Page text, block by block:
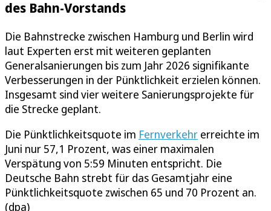
des Bahn-Vorstands
Die Bahnstrecke zwischen Hamburg und Berlin wird
laut Experten erst mit weiteren geplanten
Generalsanierungen bis zum Jahr 2026 signifikante
Verbesserungen in der Pünktlichkeit erzielen können.
Insgesamt sind vier weitere Sanierungsprojekte für
die Strecke geplant.
Die Pünktlichkeitsquote im Fernverkehr erreichte im
Juni nur 57,1 Prozent, was einer maximalen
Verspätung von 5:59 Minuten entspricht. Die
Deutsche Bahn strebt für das Gesamtjahr eine
Pünktlichkeitsquote zwischen 65 und 70 Prozent an.
(dpa)